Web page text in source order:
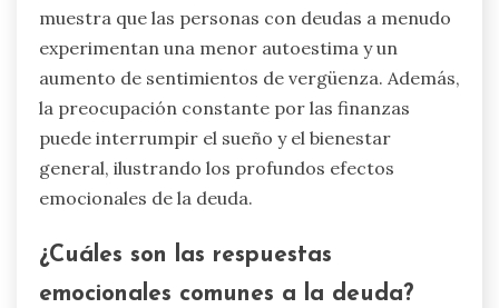
muestra que las personas con deudas a menudo
experimentan una menor autoestima y un
aumento de sentimientos de vergüenza. Además,
la preocupación constante por las finanzas
puede interrumpir el sueño y el bienestar
general, ilustrando los profundos efectos
emocionales de la deuda.
¿Cuáles son las respuestas
emocionales comunes a la deuda?